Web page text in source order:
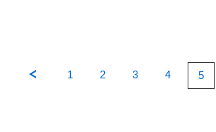
1 2 3 4 5